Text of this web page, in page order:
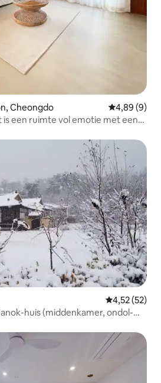
Cheongdo Gemiddelde
4,89 (9)
is een ruimte vol emotie met een
Gemiddelde
4,52 (52)
huis (middenkamer, ondol-